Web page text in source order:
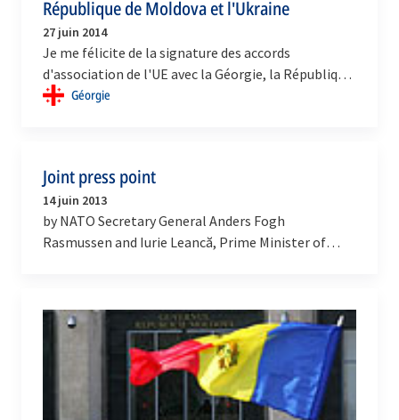
République de Moldova et l'Ukraine
27 juin 2014
Je me félicite de la signature des accords
d'association de l'UE avec la Géorgie, la République
de Moldova et l'Ukraine. Les accords d'association
Géorgie
Joint press point
14 juin 2013
by NATO Secretary General Anders Fogh
Rasmussen and Iurie Leancă, Prime Minister of